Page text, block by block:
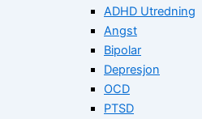
ADHD Utredning
Angst
Bipolar
Depresjon
OCD
PTSD